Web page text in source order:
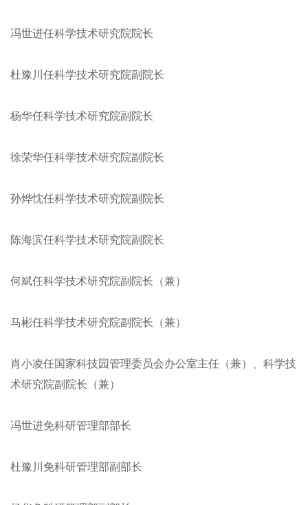
冯世进任科学技术研究院院长
杜豫川任科学技术研究院副院长
杨华任科学技术研究院副院长
徐荣华任科学技术研究院副院长
孙烨忱任科学技术研究院副院长
陈海滨任科学技术研究院副院长
何斌任科学技术研究院副院长（兼）
马彬任科学技术研究院副院长（兼）
肖小凌任国家科技园管理委员会办公室主任（兼）、科学技
术研究院副院长（兼）
冯世进免科研管理部部长
杜豫川免科研管理部副部长